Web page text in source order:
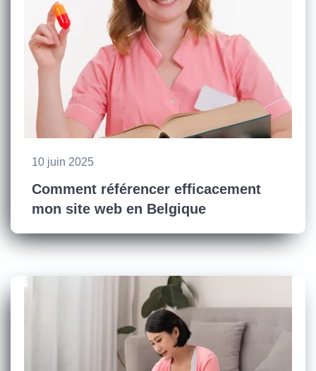
10 juin 2025
Comment référencer efficacement
mon site web en Belgique